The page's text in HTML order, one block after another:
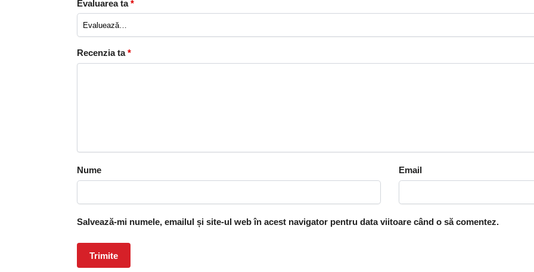
Evaluarea ta*
Recenzia ta*
Nume Email
Salvează-mi numele, emailul și site-ul web în acest navigator pentru data viitoare când o să comentez.